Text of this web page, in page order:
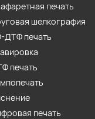
печать
шелкография
ДТФ печать
печать
печать